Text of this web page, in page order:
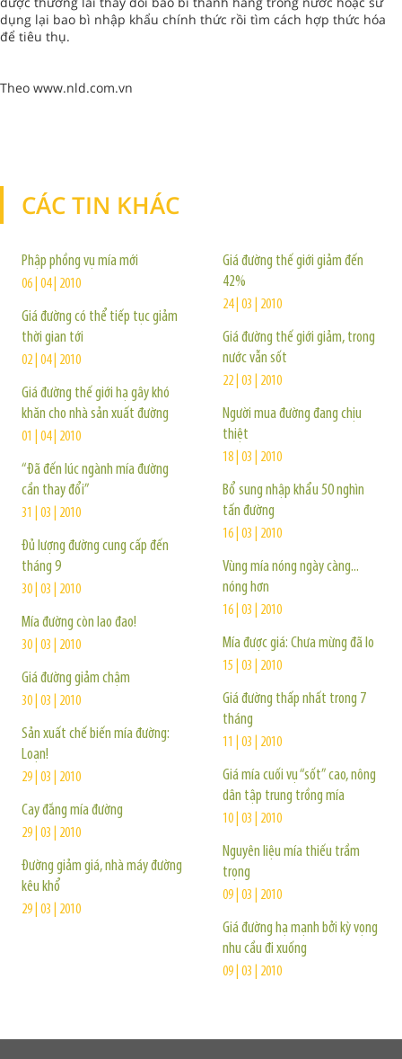
dụng lại bao bì nhập khẩu chính thức rồi tìm cách hợp thức hóa
để tiêu thụ.
Theo www.nld.com.vn
CÁC TIN KHÁC
Phập phồng vụ mía mới
06 | 04 | 2010
Giá đường có thể tiếp tục giảm
thời gian tới
02 | 04 | 2010
Giá đường thế giới hạ gây khó
khăn cho nhà sản xuất đường
01 | 04 | 2010
“Đã đến lúc ngành mía đường
cần thay đổi”
31 | 03 | 2010
Đủ lượng đường cung cấp đến
tháng 9
30 | 03 | 2010
Mía đường còn lao đao!
30 | 03 | 2010
Giá đường giảm chậm
30 | 03 | 2010
Sản xuất chế biến mía đường:
Loạn!
29 | 03 | 2010
Cay đắng mía đường
29 | 03 | 2010
Đường giảm giá, nhà máy đường
kêu khổ
29 | 03 | 2010
Giá đường thế giới giảm đến
42%
24 | 03 | 2010
Giá đường thế giới giảm, trong
nước vẫn sốt
22 | 03 | 2010
Người mua đường đang chịu
thiệt
18 | 03 | 2010
Bổ sung nhập khẩu 50 nghìn
tấn đường
16 | 03 | 2010
Vùng mía nóng ngày càng...
nóng hơn
16 | 03 | 2010
Mía được giá: Chưa mừng đã lo
15 | 03 | 2010
Giá đường thấp nhất trong 7
tháng
11 | 03 | 2010
Giá mía cuối vụ “sốt” cao, nông
dân tập trung trồng mía
10 | 03 | 2010
Nguyên liệu mía thiếu trầm
trọng
09 | 03 | 2010
Giá đường hạ mạnh bởi kỳ vọng
nhu cầu đi xuống
09 | 03 | 2010